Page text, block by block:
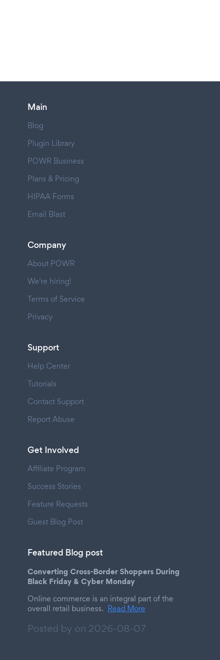
Main
Blog
Plugin Library
POWR Business
Plans & Pricing
HIPAA Forms
Email Blast
Company
About POWR
We're hiring!
Terms of Service
Privacy
Support
Help Center
Tutorials
Contact Support
Report Abuse
Get Involved
Affiliate Program
Success Stories
Feature Requests
Guest Blog Post
Featured Blog post
Converting Cross-Border Shoppers During
Black Friday & Cyber Monday
Online commerce is an integral part of the
overall retail business. Read More
Posted by on 2026-08-07